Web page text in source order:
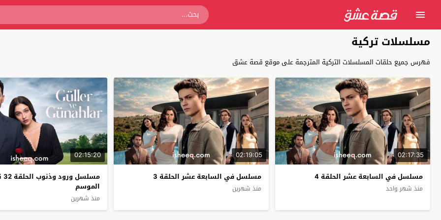
مسلسلات تركية
فهرس جميع حلقات المسلسلات التركية المترجمة على موقع قصة عشق
02:17:35
مسلسل في السابعة عشر الحلقة 4
منذ شهر واحد
02:19:05
مسلسل في السابعة عشر الحلقة 3
منذ شهرين
02:15:20
الموسم
منذ شهرين